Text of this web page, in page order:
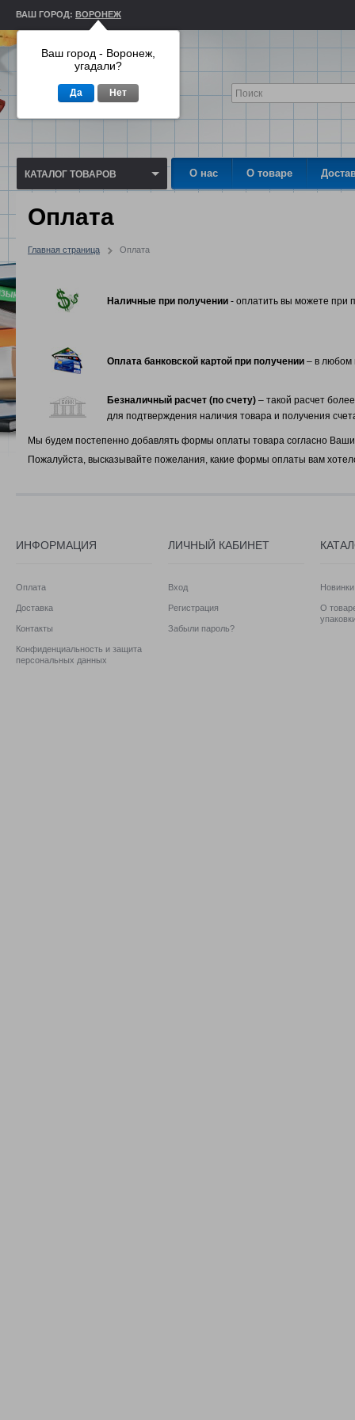
ВАШ ГОРОД: ВОРОНЕЖ
КАТАЛОГ ТОВАРОВ О нас О товаре
Оплата
Главная страница Оплата
Наличные при получении - оплатить вы можете при
Оплата банковской картой при получении – в любом
Безналичный расчет (по счету) – такой расчет
для подтверждения наличия товара и получения
Мы будем постепенно добавлять формы оплаты товара согласно
Пожалуйста, высказывайте пожелания, какие формы оплаты вам
ИНФОРМАЦИЯ
Оплата
Доставка
Контакты
Конфиденциальность и защита
персональных данных
ЛИЧНЫЙ КАБИНЕТ
Вход
Регистрация
Забыли пароль?
Новинки
О
Ваш город - Воронеж,
угадали?
Да Нет